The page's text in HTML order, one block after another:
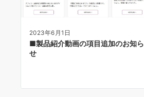
2023年6月1日
■製品紹介動画の項目追加のお知ら
せ